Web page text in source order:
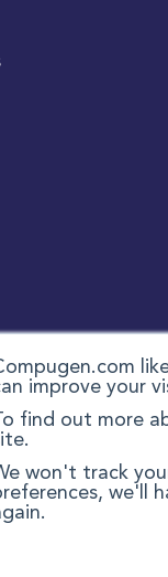
improve your
find out more
won't track
we'll
confidentialité
de vente des